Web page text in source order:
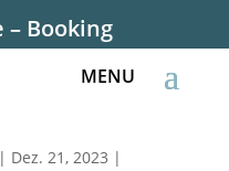
Booking
| Dez. 21, 2023 |